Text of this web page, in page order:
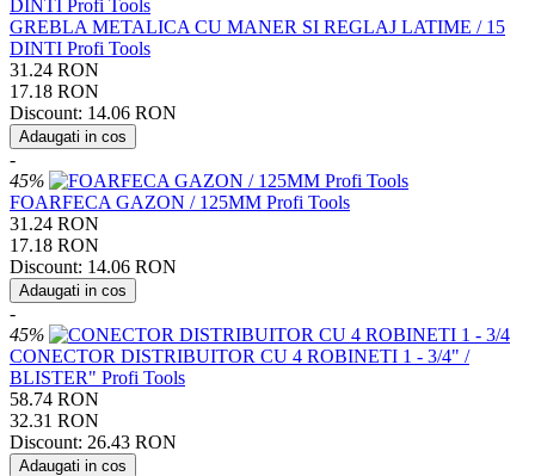
GREBLA METALICA CU MANER SI REGLAJ LATIME / 15
DINTI Profi Tools
31.24 RON
17.18 RON
Discount: 14.06 RON
Adaugati in cos
-
45%
FOARFECA GAZON / 125MM Profi Tools
31.24 RON
17.18 RON
Discount: 14.06 RON
Adaugati in cos
-
45%
CONECTOR DISTRIBUITOR CU 4 ROBINETI 1 - 3/4" /
BLISTER" Profi Tools
58.74 RON
32.31 RON
Discount: 26.43 RON
Adaugati in cos